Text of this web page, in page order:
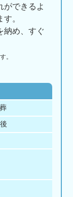
ができるよ
。
納め、すぐ
。